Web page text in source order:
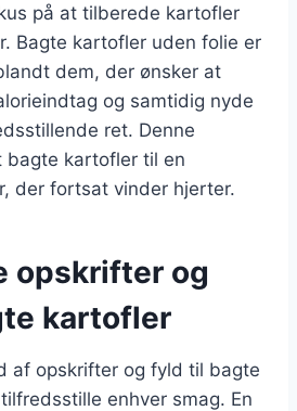
på at tilberede kartofler
Bagte kartofler uden folie er
dem, der ønsker at
og samtidig nyde
ret. Denne
bagte kartofler til en
der fortsat vinder hjerter.
opskrifter og
kartofler
af opskrifter og fyld til bagte
enhver smag. En